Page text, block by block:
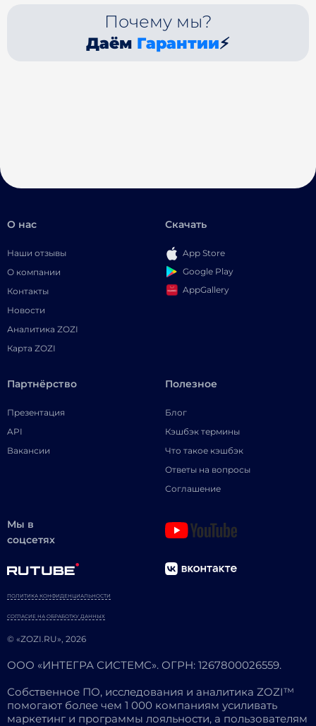
Почему мы?
Даём Гарантии⚡
О нас
Наши отзывы
О компании
Контакты
Новости
Аналитика ZOZI
Карта ZOZI
Скачать
App Store
Google Play
AppGallery
Партнёрство
Презентация
API
Вакансии
Полезное
Блог
Кэшбэк термины
Что такое кэшбэк
Ответы на вопросы
Соглашение
Мы в
соцсетях
© «ZOZI.RU», 2026
ПОЛИТИКА КОНФИДЕНЦИАЛЬНОСТИ
СОГЛАСИЕ НА ОБРАБОТКУ ДАННЫХ
ООО «ИНТЕГРА СИСТЕМС». ОГРН: 1267800026559.
Собственное ПО, исследования и аналитика ZOZI™
помогают более чем 1 000 компаниям усиливать
маркетинг и программы лояльности, а пользователям